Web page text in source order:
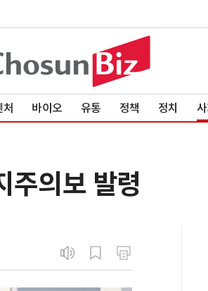
처 바이오 유통 정책 정치
주의보 발령